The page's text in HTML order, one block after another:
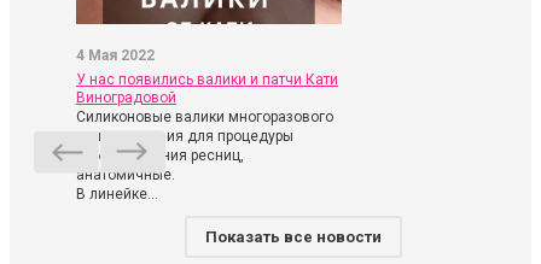
4 Мая 2022
У нас появились валики и патчи Кати
Виноградовой
Силиконовые валики многоразового
использования для процедуры
ламинирования ресниц,
анатомичные.
В линейке...
Показать все новости